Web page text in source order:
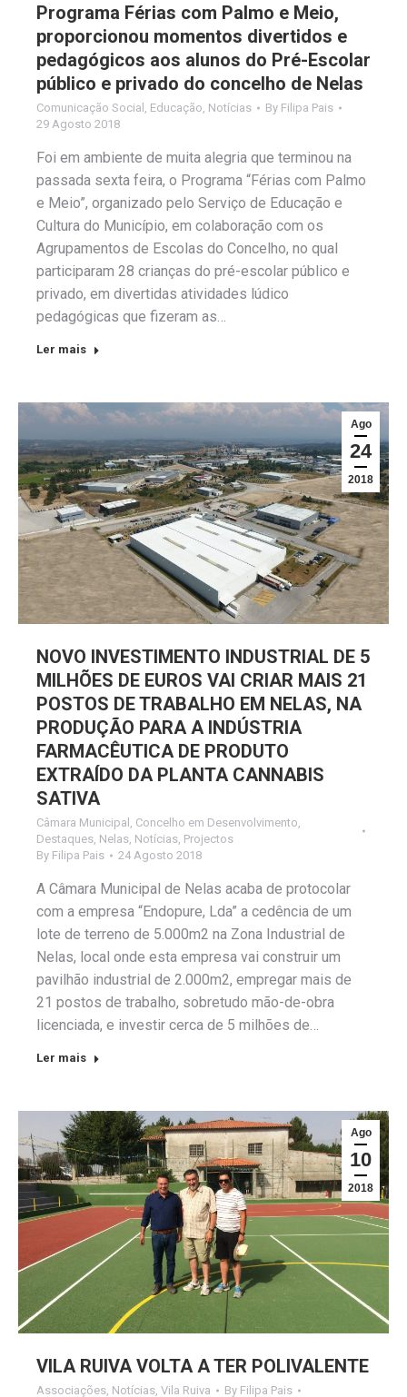
Programa Férias com Palmo e Meio,
proporcionou momentos divertidos e
pedagógicos aos alunos do Pré-Escolar
público e privado do concelho de Nelas
Comunicação Social Educação Notícias By Filipa Pais
29 Agosto 2018
Foi em ambiente de muita alegria que terminou na
passada sexta feira, o Programa “Férias com Palmo
e Meio”, organizado pelo Serviço de Educação e
Cultura do Município, em colaboração com os
Agrupamentos de Escolas do Concelho, no qual
participaram 28 crianças do pré-escolar público e
privado, em divertidas atividades lúdico
pedagógicas que fizeram as…
Ler mais
Ago
24
2018
NOVO INVESTIMENTO INDUSTRIAL DE 5
MILHÕES DE EUROS VAI CRIAR MAIS 21
POSTOS DE TRABALHO EM NELAS, NA
PRODUÇÃO PARA A INDÚSTRIA
FARMACÊUTICA DE PRODUTO
EXTRAÍDO DA PLANTA CANNABIS
SATIVA
Câmara Municipal , Concelho em Desenvolvimento,
Destaques, Nelas, Notícias, Projectos
By Filipa Pais 24 Agosto 2018
A Câmara Municipal de Nelas acaba de protocolar
com a empresa “Endopure, Lda” a cedência de um
lote de terreno de 5.000m2 na Zona Industrial de
Nelas, local onde esta empresa vai construir um
pavilhão industrial de 2.000m2, empregar mais de
21 postos de trabalho, sobretudo mão-de-obra
licenciada, e investir cerca de 5 milhões de…
Ler mais
Ago
10
2018
VILA RUIVA VOLTA A TER POLIVALENTE
Associações Notícias Vila Ruiva By Filipa Pais